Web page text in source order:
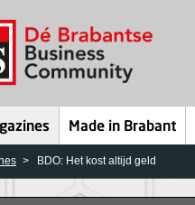
Made in Brabant
BDO: Het kost altijd geld